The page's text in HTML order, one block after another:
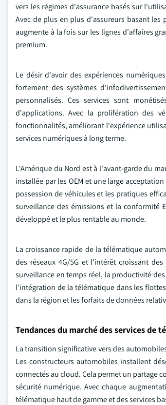
vers les régimes d'assurance basés sur
Avec de plus en plus d'assureurs basant
augmente à la fois sur les lignes d'affaires
premium.
Le désir d'avoir des expériences
fortement des systèmes
personnalisés. Ces services sont
d'applications. Avec la prolifération des
fonctionnalités, améliorant l'expérience
services numériques à long terme.
L'Amérique du Nord est à l'avant-garde du
installée par les OEM et une large
possession de véhicules et les pratiques
surveillance des émissions et la conformité
développé et le plus rentable au monde.
La croissance rapide de la télématique
des réseaux 4G/5G et l'intérêt croissant
surveillance en temps réel, la productivité
l'intégration de la télématique dans les
dans la région et les forfaits de données
Tendances du marché des services de
La transition significative vers des
Les constructeurs automobiles installent
connectés au cloud. Cela permet un partage
sécurité numérique. Avec chaque
télématique haut de gamme et des services